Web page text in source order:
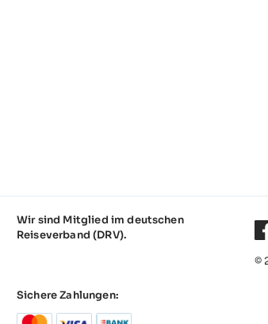
Wir sind Mitglied im deutschen
Reiseverband (DRV).
Sichere Zahlungen:
©